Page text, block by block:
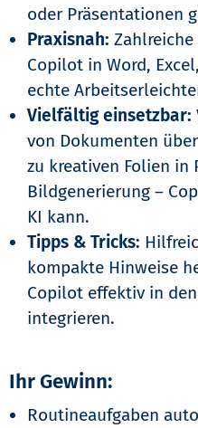
oder Präsentationen
Praxisnah:
Copilot in Word,
echte
Vielfältig einsetzbar:
von Dokumenten
zu kreativen Folien in
Bildgenerierung –
KI kann.
Tipps & Tricks:
kompakte Hinweise
Copilot effektiv in
integrieren.
Ihr Gewinn:
Routineaufgaben